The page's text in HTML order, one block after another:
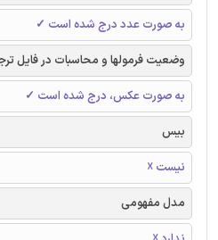
به صورت عدد درج شده است ✓
وضعیت فرمولها و محاسبات در فایل
به صورت عکس، درج شده است ✓
بیس
نیست ☓
مدل مفهومی